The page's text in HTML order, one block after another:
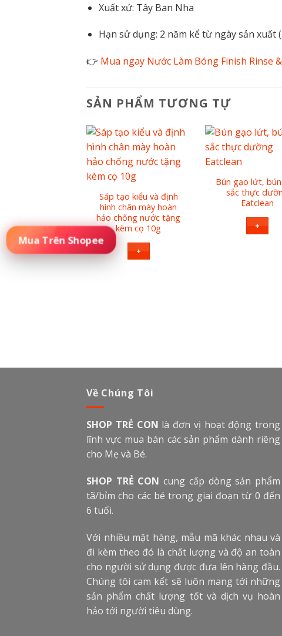
Đặt Mua Sản Phẩm
Xuất xứ: Tây Ban Nha
Hạn sử dụng: 2 năm kể từ ngày sản xuất
👉 Mua ngay Nước Làm Bóng Finish Rinse
SẢN PHẨM TƯƠNG TỰ
Sáp tạo kiểu và định
hình chân mày hoàn
hảo chống nước tặng
kèm cọ 10g
+
Bún gạo lứt,
sắc thực
Eatclean
+
Về Chúng Tôi
SHOP TRẺ CON là đơn vị hoạt động trong
lĩnh vực mua bán các sản phẩm dành riêng
cho Mẹ và Bé.
SHOP TRẺ CON cung cấp dòng sản phẩm
tã/bỉm cho các bé trong giai đoạn từ 0 đến
6 tuổi.
Với nhiều mặt hàng, mẫu mã khác nhau và
đi kèm theo đó là chất lượng và độ an toàn
cho người sử dụng được đưa lên hàng đầu.
Chúng tôi cam kết sẽ luôn mang tới những
sản phẩm chất lượng tốt và dịch vụ hoàn
hảo tới người tiêu dùng.